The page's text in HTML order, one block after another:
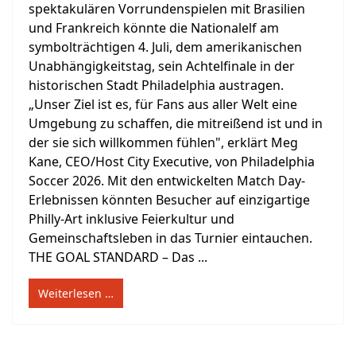
spektakulären Vorrundenspielen mit Brasilien
und Frankreich könnte die Nationalelf am
symbolträchtigen 4. Juli, dem amerikanischen
Unabhängigkeitstag, sein Achtelfinale in der
historischen Stadt Philadelphia austragen.
„Unser Ziel ist es, für Fans aus aller Welt eine
Umgebung zu schaffen, die mitreißend ist und in
der sie sich willkommen fühlen", erklärt Meg
Kane, CEO/Host City Executive, von Philadelphia
Soccer 2026. Mit den entwickelten Match Day-
Erlebnissen könnten Besucher auf einzigartige
Philly-Art inklusive Feierkultur und
Gemeinschaftsleben in das Turnier eintauchen.
THE GOAL STANDARD – Das ...
Weiterlesen …